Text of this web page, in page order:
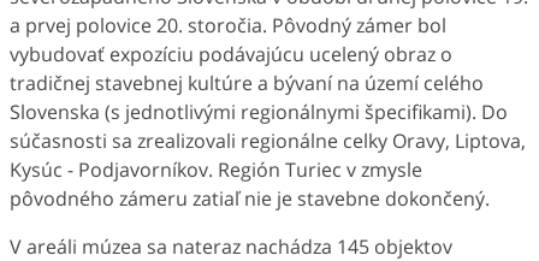
a prvej polovice 20. storočia. Pôvodný zámer bol
vybudovať expozíciu podávajúcu ucelený obraz o
tradičnej stavebnej kultúre a bývaní na území celého
Slovenska (s jednotlivými regionálnymi špecifikami). Do
súčasnosti sa zrealizovali regionálne celky Oravy, Liptova,
Kysúc - Podjavorníkov. Región Turiec v zmysle
pôvodného zámeru zatiaľ nie je stavebne dokončený.
V areáli múzea sa nateraz nachádza 145 objektov